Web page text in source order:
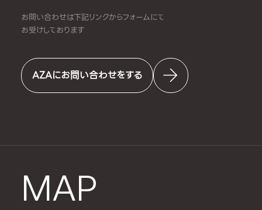
お問い合わせは下記リンクからフォームにて
お受けしております
AZAにお問い合わせをする
MAP